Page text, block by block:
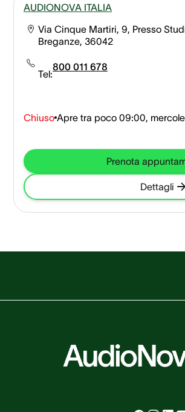
AUDIONOVA ITALIA
Via Cinque Martiri, 9, Presso
Breganze, 36042
Tel:
800 011 678
Chiuso Apre tra poco 09:00,
Prenota
Dettagli